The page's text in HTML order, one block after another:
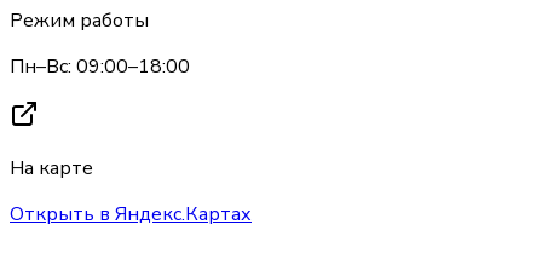
Режим работы
Пн–Вс: 09:00–18:00
На карте
Открыть в Яндекс.Картах